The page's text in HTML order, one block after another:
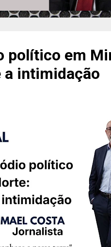
político em
a intimidação